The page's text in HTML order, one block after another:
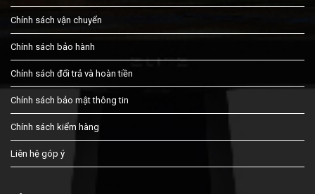
Chính sách vận chuyển
Chính sách bảo hành
Chính sách đổi trả và hoàn tiền
Chính sách bảo mật thông tin
Chính sách kiểm hàng
Liên hệ góp ý